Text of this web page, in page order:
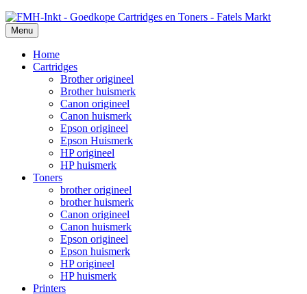
Menu
Home
Cartridges
Brother origineel
Brother huismerk
Canon origineel
Canon huismerk
Epson origineel
Epson Huismerk
HP origineel
HP huismerk
Toners
brother origineel
brother huismerk
Canon origineel
Canon huismerk
Epson origineel
Epson huismerk
HP origineel
HP huismerk
Printers